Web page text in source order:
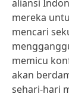
aliansi
mereka
mencari
memicu
akan
sehari-hari